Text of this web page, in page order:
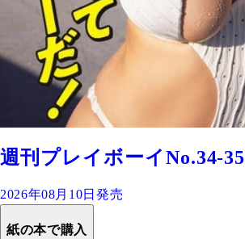
週刊プレイボーイNo.34-35
2026年08月10日発売
紙の本で購入